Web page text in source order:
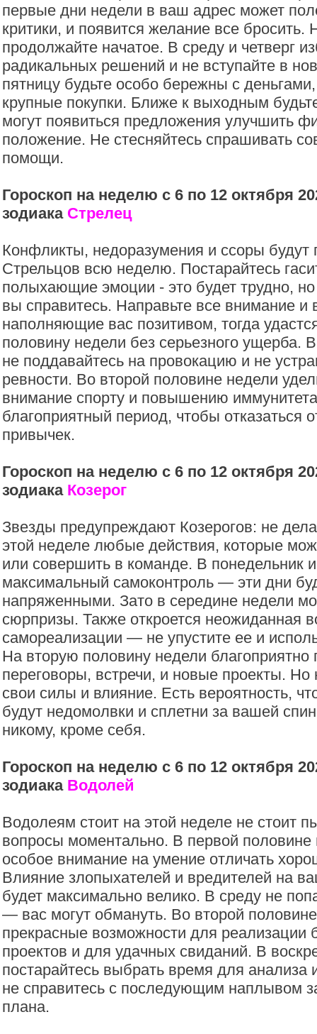
первые дни недели в ваш адрес может
критики, и появится желание все бросить.
продолжайте начатое. В среду и четверг
радикальных решений и не вступайте в
пятницу будьте особо бережны с деньгами,
крупные покупки. Ближе к выходным
могут появиться предложения улучшить
положение. Не стесняйтесь спрашивать
помощи.
Гороскоп на неделю с 6 по 12 октября
зодиака Стрелец
Конфликты, недоразумения и ссоры будут
Стрельцов всю неделю. Постарайтесь
полыхающие эмоции - это будет трудно,
вы справитесь. Направьте все внимание и
наполняющие вас позитивом, тогда
половину недели без серьезного ущерба.
не поддавайтесь на провокацию и не
ревности. Во второй половине недели
внимание спорту и повышению
благоприятный период, чтобы отказаться
привычек.
Гороскоп на неделю с 6 по 12 октября
зодиака Козерог
Звезды предупреждают Козерогов: не
этой неделе любые действия, которые
или совершить в команде. В понедельник
максимальный самоконтроль — эти дни
напряженными. Зато в середине недели
сюрпризы. Также откроется неожиданная
самореализации — не упустите ее и
На вторую половину недели благоприятно
переговоры, встречи, и новые проекты. Но
свои силы и влияние. Есть вероятность,
будут недомолвки и сплетни за вашей
никому, кроме себя.
Гороскоп на неделю с 6 по 12 октября
зодиака Водолей
Водолеям стоит на этой неделе не стоит
вопросы моментально. В первой половине
особое внимание на умение отличать
Влияние злопыхателей и вредителей на
будет максимально велико. В среду не
— вас могут обмануть. Во второй
прекрасные возможности для реализации
проектов и для удачных свиданий. В
постарайтесь выбрать время для анализа
не справитесь с последующим наплывом
плана.